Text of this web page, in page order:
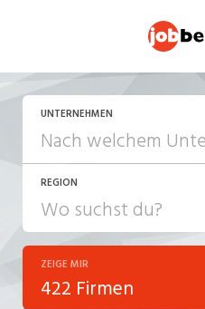
UNTERNEHMEN
REGION
ZEIGE MIR
422 Firmen